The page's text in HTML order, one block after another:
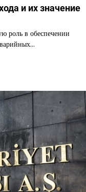
и их значение
роль в обеспечении